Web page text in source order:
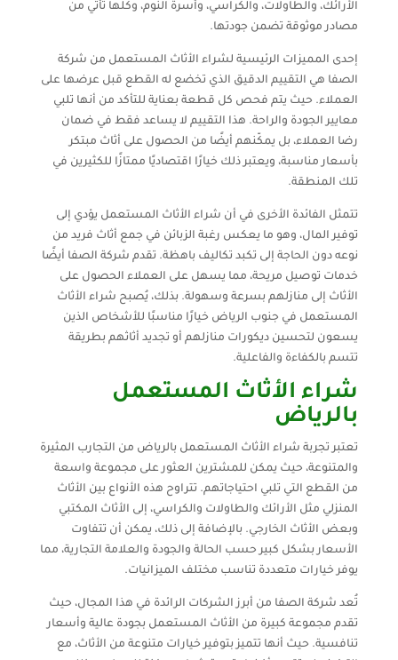
الأرائك، والطاولات، والكراسي، وأسرة النوم، وكلها تأتي من
مصادر موثوقة تضمن جودتها.
إحدى المميزات الرئيسية لشراء الأثاث المستعمل من شركة
الصفا هي التقييم الدقيق الذي تخضع له القطع قبل عرضها على
العملاء. حيث يتم فحص كل قطعة بعناية للتأكد من أنها تلبي
معايير الجودة والراحة. هذا التقييم لا يساعد فقط في ضمان
رضا العملاء، بل يمكّنهم أيضًا من الحصول على أثاث مبتكر
بأسعار مناسبة، ويعتبر ذلك خيارًا اقتصاديًا ممتازًا للكثيرين في
تلك المنطقة.
تتمثل الفائدة الأخرى في أن شراء الأثاث المستعمل يؤدي إلى
توفير المال، وهو ما يعكس رغبة الزبائن في جمع أثاث فريد من
نوعه دون الحاجة إلى تكبد تكاليف باهظة. تقدم شركة الصفا أيضًا
خدمات توصيل مريحة، مما يسهل على العملاء الحصول على
الأثاث إلى منازلهم بسرعة وسهولة. بذلك، يُصبح شراء الأثاث
المستعمل في جنوب الرياض خيارًا مناسبًا للأشخاص الذين
يسعون لتحسين ديكورات منازلهم أو تجديد أثاثهم بطريقة
تتسم بالكفاءة والفاعلية.
شراء الأثاث المستعمل
بالرياض
تعتبر تجربة شراء الأثاث المستعمل بالرياض من التجارب المثيرة
والمتنوعة، حيث يمكن للمشترين العثور على مجموعة واسعة
من القطع التي تلبي احتياجاتهم. تتراوح هذه الأنواع بين الأثاث
المنزلي مثل الأرائك والطاولات والكراسي، إلى الأثاث المكتبي
وبعض الأثاث الخارجي. بالإضافة إلى ذلك، يمكن أن تتفاوت
الأسعار بشكل كبير حسب الحالة والجودة والعلامة التجارية، مما
يوفر خيارات متعددة تناسب مختلف الميزانيات.
تُعد شركة الصفا من أبرز الشركات الرائدة في هذا المجال، حيث
تقدم مجموعة كبيرة من الأثاث المستعمل بجودة عالية وأسعار
تنافسية. حيث أنها تتميز بتوفير خيارات متنوعة من الأثاث، مع